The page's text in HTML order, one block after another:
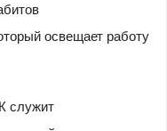
освещает работу
служит